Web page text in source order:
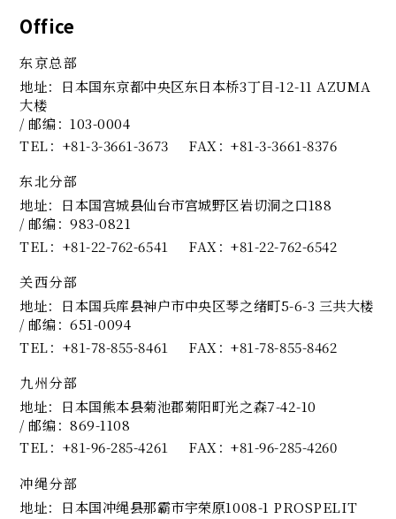
Office
东京总部
地址：日本国东京都中央区东日本桥3丁目-12-11 AZUMA
大楼
/ 邮编：103-0004
TEL
+81-3-3661-3673 FAX
+81-3-3661-8376
东北分部
地址：日本国宫城县仙台市宫城野区岩切洞之口188
/ 邮编：983-0821
TEL
+81-22-762-6541 FAX
+81-22-762-6542
关西分部
地址：日本国兵库县神户市中央区琴之绪町5-6-3 三共大楼
/ 邮编：651-0094
TEL
+81-78-855-8461 FAX
+81-78-855-8462
九州分部
地址：日本国熊本县菊池郡菊阳町光之森7-42-10
/ 邮编：869-1108
TEL
+81-96-285-4261 FAX
+81-96-285-4260
冲绳分部
地址：日本国冲绳县那霸市宇荣原1008-1 PROSPELIT